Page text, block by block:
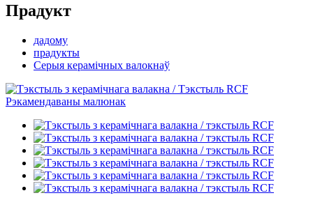
Прадукт
дадому
прадукты
Серыя керамічных валокнаў